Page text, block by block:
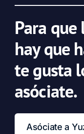
Para
hay que
te gusta
asóciate.
Asóciate a